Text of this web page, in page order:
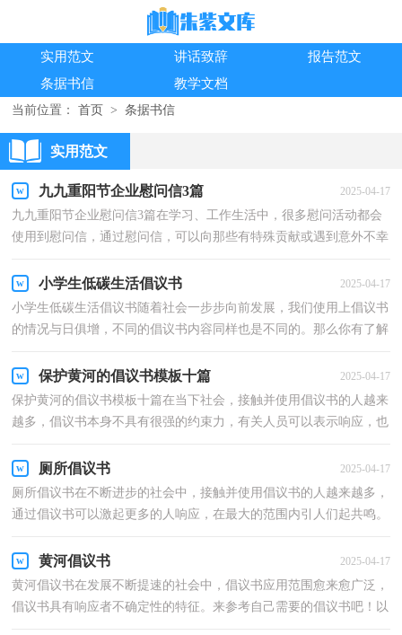
实用范文 讲话致辞
报告范文
条据书信
教学文档
当前位置： 首页 > 条据书信
实用范文
九九重阳节企业慰问信3篇 2025-04-17
九九重阳节企业慰问信3篇在学习、工作生活中，很多慰问活动都会
使用到慰问信，通过慰问信，可以向那些有特殊贡献或遇到意外不幸
小学生低碳生活倡议书 2025-04-17
小学生低碳生活倡议书随着社会一步步向前发展，我们使用上倡议书
的情况与日俱增，不同的倡议书内容同样也是不同的。那么你有了解
保护黄河的倡议书模板十篇 2025-04-17
保护黄河的倡议书模板十篇在当下社会，接触并使用倡议书的人越来
越多，倡议书本身不具有很强的约束力，有关人员可以表示响应，也
厕所倡议书 2025-04-17
厕所倡议书在不断进步的社会中，接触并使用倡议书的人越来越多，
通过倡议书可以激起更多的人响应，在最大的范围内引人们起共鸣。
黄河倡议书 2025-04-17
黄河倡议书在发展不断提速的社会中，倡议书应用范围愈来愈广泛，
倡议书具有响应者不确定性的特征。来参考自己需要的倡议书吧！以